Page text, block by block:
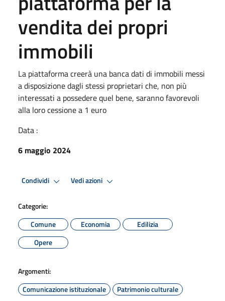
vendita dei propri
immobili
La piattaforma creerà una banca dati di immobili messi
a disposizione dagli stessi proprietari che, non più
interessati a possedere quel bene, saranno favorevoli
alla loro cessione a 1 euro
Data :
6 maggio 2024
Condividi Vedi azioni
Categorie:
Comune
Economia
Edilizia
Opere
Argomenti:
Comunicazione istituzionale
Patrimonio culturale